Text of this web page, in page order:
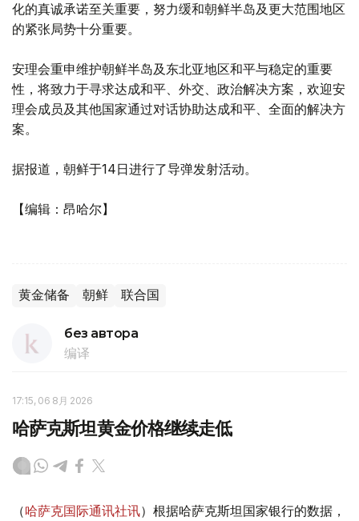
化的真诚承诺至关重要，努力缓和朝鲜半岛及更大范围地区
的紧张局势十分重要。
安理会重申维护朝鲜半岛及东北亚地区和平与稳定的重要
性，将致力于寻求达成和平、外交、政治解决方案，欢迎安
理会成员及其他国家通过对话协助达成和平、全面的解决方
案。
据报道，朝鲜于14日进行了导弹发射活动。
【编辑：昂哈尔】
黄金储备 朝鲜 联合国
без автора
编译
17:15, 06 8月 2026
哈萨克斯坦黄金价格继续走低
（哈萨克国际通讯社讯）根据哈萨克斯坦国家银行的数据，